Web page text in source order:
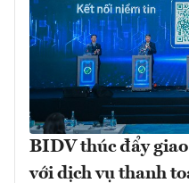
BIDV thúc đẩy
với dịch vụ thanh